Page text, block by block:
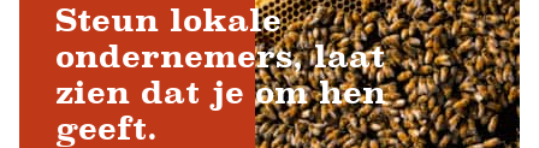
Steun lokale
ondernemers, laat
zien dat je om hen
geeft.